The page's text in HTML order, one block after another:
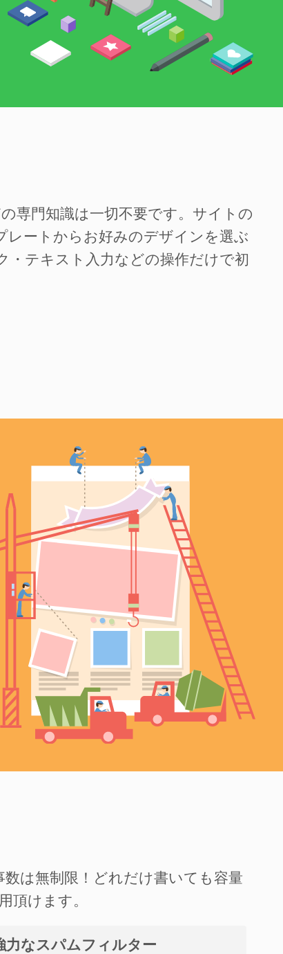
専門知識は一切不要です。サイトの
レートからお好みのデザインを選ぶ
・テキスト入力などの操作だけで初
は無制限！どれだけ書いても容量
頂けます。
力なスパムフィルター